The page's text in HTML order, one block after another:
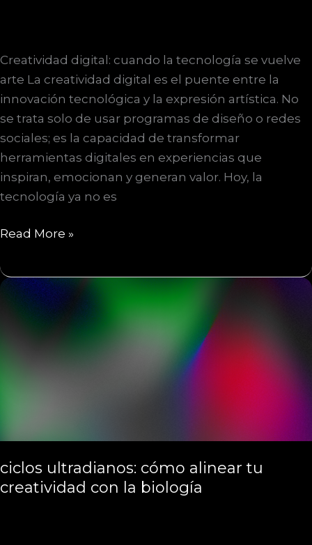
Creatividad digital: cuando la tecnología se vuelve
arte La creatividad digital es el puente entre la
innovación tecnológica y la expresión artística. No
se trata solo de usar programas de diseño o redes
sociales; es la capacidad de transformar
herramientas digitales en experiencias que
inspiran, emocionan y generan valor. Hoy, la
tecnología ya no es
Creatividad
cuando
tecnología
Read More »
ciclos ultradianos: cómo alinear tu
creatividad con la biología